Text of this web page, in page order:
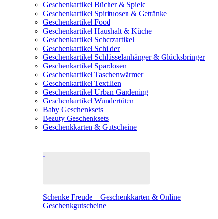
Geschenkartikel Bücher & Spiele
Geschenkartikel Spirituosen & Getränke
Geschenkartikel Food
Geschenkartikel Haushalt & Küche
Geschenkartikel Scherzartikel
Geschenkartikel Schilder
Geschenkartikel Schlüsselanhänger & Glücksbringer
Geschenkartikel Spardosen
Geschenkartikel Taschenwärmer
Geschenkartikel Textilien
Geschenkartikel Urban Gardening
Geschenkartikel Wundertüten
Baby Geschenksets
Beauty Geschenksets
Geschenkkarten & Gutscheine
Schenke Freude – Geschenkkarten & Online
Geschenkgutscheine